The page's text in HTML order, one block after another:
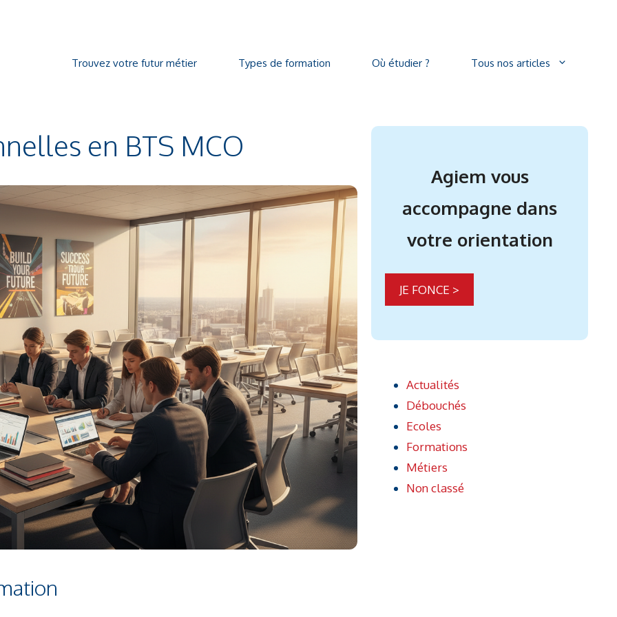
Trouvez votre futur métier Types de formation Où étudier ? Tous nos articles
en BTS MCO
Agiem vous
accompagne dans
votre orientation
JE FONCE >
Actualités
Débouchés
Ecoles
Formations
Métiers
Non classé